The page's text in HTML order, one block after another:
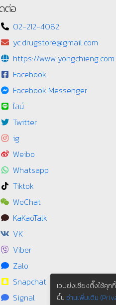
ต่อ
02-212-4082
yc.drugstore@gmail.com
https://www.yongchieng.com
Facebook
Facebook Messenger
ไลน์
Twitter
ig
Weibo
Whatsapp
Tiktok
WeChat
KaKaoTalk
VK
Viber
Zalo
Snapchat
Signal
เวปย่งเชียงตึ๊งใช้คุ
ขึ้น อ่านเพิ่มเติม